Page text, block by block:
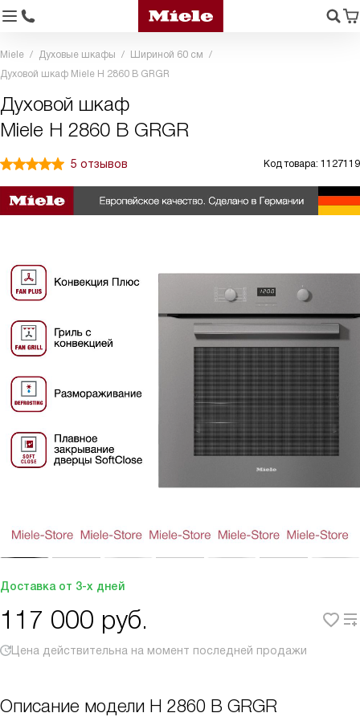
Miele Духовые шкафы
Шириной 60 см
Духовой шкаф Miele H 2860 B GRGR
Духовой шкаф
Miele H 2860 B GRGR
5 отзывов Код товара: 1127119
Доставка от 3-х дней
117 000 руб.
Цена действительна на момент последней продажи
Описание модели H 2860 B GRGR